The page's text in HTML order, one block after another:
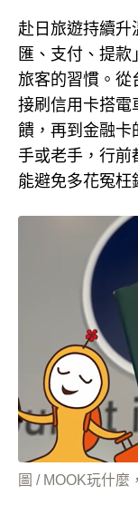
赴日旅遊持續升
匯、支付、提
旅客的習慣。從
接刷信用卡搭電
饋，再到金融卡
手或老手，行前
能避免多花冤枉
圖 / MOOK玩什麼